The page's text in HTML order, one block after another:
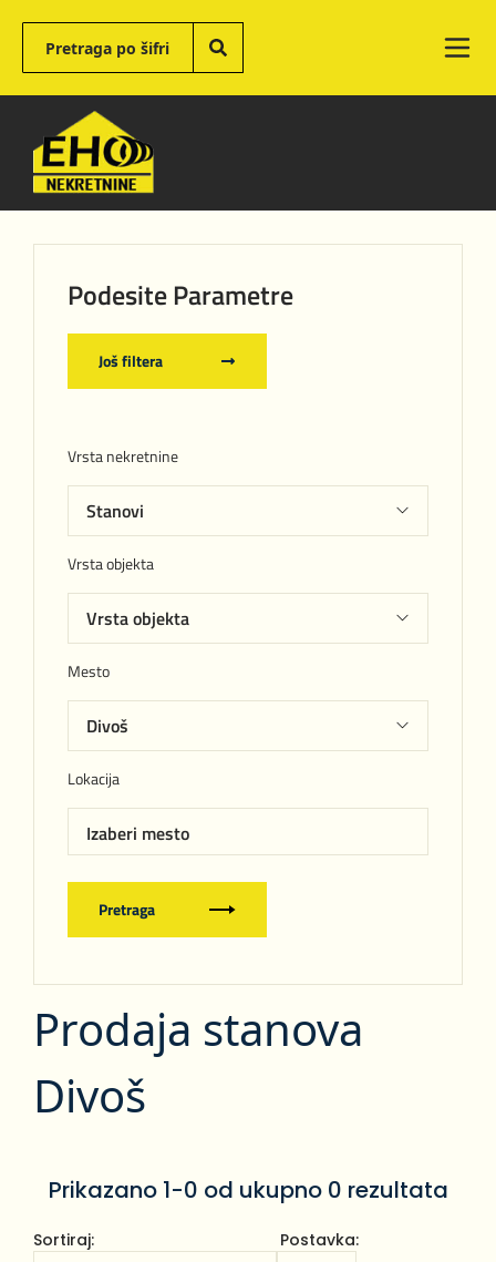
Podesite Parametre
Još filtera
Vrsta nekretnine
Vrsta objekta
Mesto
Lokacija
Izaberi mesto
Pretraga
Prodaja stanova
Divoš
Prikazano 1-0 od ukupno 0 rezultata
Postavka:
Sortiraj: